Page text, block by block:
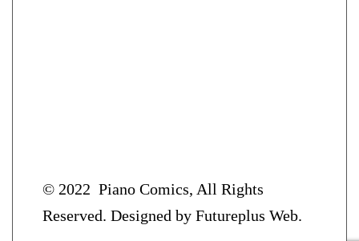
© 2022 Piano Comics, All Rights
Reserved. Designed byFutureplus Web.